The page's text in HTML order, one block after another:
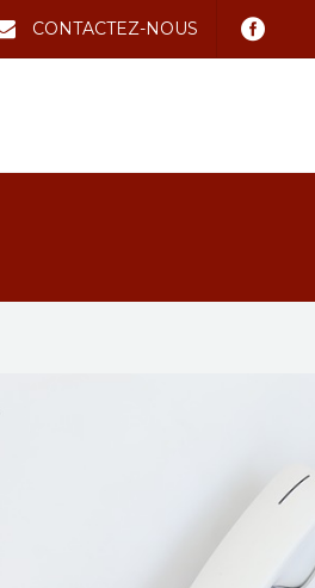
CONTACTEZ-NOUS